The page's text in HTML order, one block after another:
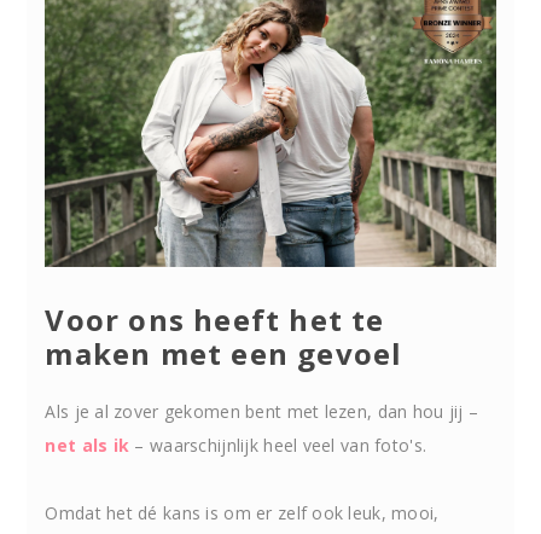
Voor ons heeft het te
maken met een gevoel
Als je al zover gekomen bent met lezen, dan hou jij –
net als ik – waarschijnlijk heel veel van foto's.
Omdat het dé kans is om er zelf ook leuk, mooi,